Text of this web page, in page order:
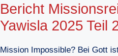
Bericht
Yawisla 2025 Teil
Mission Impossible? Bei Gott